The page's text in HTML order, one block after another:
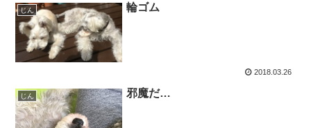
じん 輪ゴム
2018.03.26
じん 邪魔だ…